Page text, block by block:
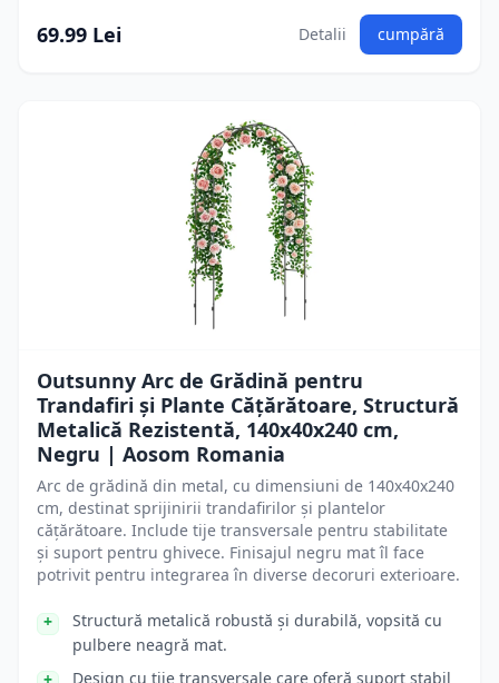
69.99 Lei Detalii cumpără
Outsunny Arc de Grădină pentru
Trandafiri și Plante Cățărătoare, Structură
Metalică Rezistentă, 140x40x240 cm,
Negru | Aosom Romania
Arc de grădină din metal, cu dimensiuni de 140x40x240
cm, destinat sprijinirii trandafirilor și plantelor
cățărătoare. Include tije transversale pentru stabilitate
și suport pentru ghivece. Finisajul negru mat îl face
potrivit pentru integrarea în diverse decoruri exterioare.
Structură metalică robustă și durabilă, vopsită cu
pulbere neagră mat.
Design cu tije transversale care oferă suport stabil